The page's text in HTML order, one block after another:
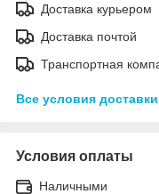
Доставка курьером
Доставка почтой
Транспортная
Все условия доставки
Условия оплаты
Наличными